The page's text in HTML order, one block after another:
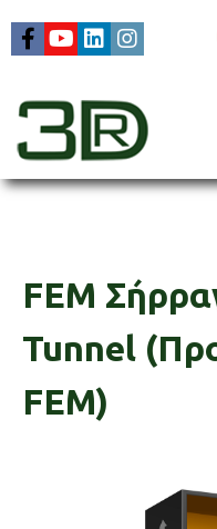
3dr
FEM
Tunnel
FEM)